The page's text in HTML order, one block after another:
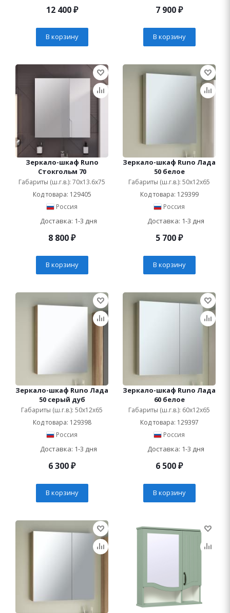
12 400₽
В корзину
7 900₽
В корзину
Зеркало-шкаф Runo
Стокгольм 70
Габариты (ш.г.в.): 70x13.6x75
Код товара: 129405
Россия
Доставка: 1-3 дня
8 800₽
В корзину
Зеркало-шкаф Runo Лада
50 белое
Габариты (ш.г.в.): 50x12x65
Код товара: 129399
Россия
Доставка: 1-3 дня
5 700₽
В корзину
Зеркало-шкаф Runo Лада
50 серый дуб
Габариты (ш.г.в.): 50x12x65
Код товара: 129398
Россия
Доставка: 1-3 дня
6 300₽
В корзину
Зеркало-шкаф Runo Лада
60 белое
Габариты (ш.г.в.): 60x12x65
Код товара: 129397
Россия
Доставка: 1-3 дня
6 500₽
В корзину